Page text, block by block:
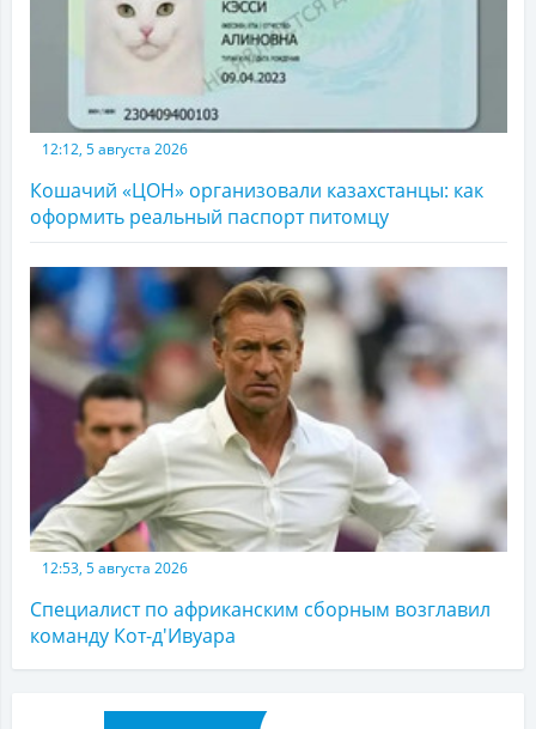
12:12, 5 августа 2026
Кошачий «ЦОН» организовали казахстанцы: как
оформить реальный паспорт питомцу
12:53, 5 августа 2026
Специалист по африканским сборным возглавил
команду Кот-д'Ивуара